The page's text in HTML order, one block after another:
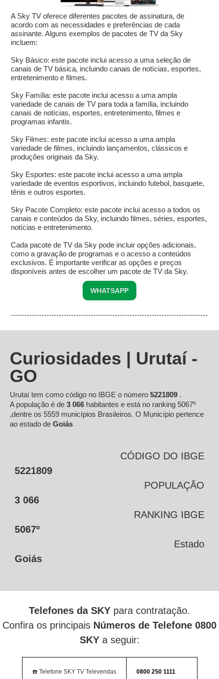
A Sky TV oferece diferentes pacotes de assinatura, de
acordo com as necessidades e preferências de cada
assinante. Alguns exemplos de pacotes de TV da Sky
incluem:
Sky Básico: este pacote inclui acesso a uma seleção de
canais de TV básica, incluindo canais de notícias, esportes,
entretenimento e filmes.
Sky Família: este pacote inclui acesso a uma ampla
variedade de canais de TV para toda a família, incluindo
canais de notícias, esportes, entretenimento, filmes e
programas infantis.
Sky Filmes: este pacote inclui acesso a uma ampla
variedade de filmes, incluindo lançamentos, clássicos e
produções originais da Sky.
Sky Esportes: este pacote inclui acesso a uma ampla
variedade de eventos esportivos, incluindo futebol, basquete,
tênis e outros esportes.
Sky Pacote Completo: este pacote inclui acesso a todos os
canais e conteúdos da Sky, incluindo filmes, séries, esportes,
notícias e entretenimento.
Cada pacote de TV da Sky pode incluir opções adicionais,
como a gravação de programas e o acesso a conteúdos
exclusivos. É importante verificar as opções e preços
disponíveis antes de escolher um pacote de TV da Sky.
WHATSAPP
Curiosidades | Urutaí -
GO
Urutaí tem como código no IBGE o número 5221809 .
A população é de 3 066 habitantes e está no ranking 5067º
,dentre os 5559 municípios Brasileiros. O Município pertence
ao estado de Goiás
CÓDIGO DO IBGE
5221809
POPULAÇÃO
3 066
RANKING IBGE
5067º
Estado
Goiás
Telefones da SKY para contratação.
Confira os principais Números de Telefone 0800
SKYa seguir:
☎️ Telefone SKY TV Televendas 0800 250 1111